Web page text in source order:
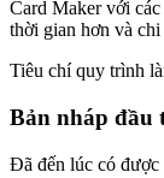
Card Maker với
thời gian hơn và
Tiêu chí quy trình
Bản nháp đầu
Đã đến lúc có được